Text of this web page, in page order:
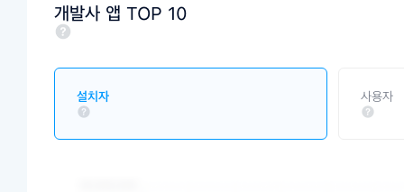
개발사 앱 TOP 10
설치자 사용자